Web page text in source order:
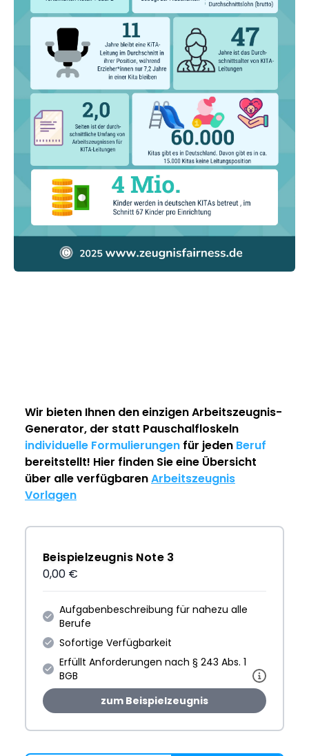
Wir bieten Ihnen den einzigenArbeitszeugnis-
Generator, der statt Pauschalfloskeln
individuelle Formulierungen für jeden Beruf
bereitstellt! Hier finden Sie eine Übersicht
über alle verfügbarenArbeitszeugnis
Vorlagen
Beispielzeugnis Note 3
0,00 €
Aufgabenbeschreibung für nahezu alle
Berufe
Sofortige Verfügbarkeit
Erfüllt Anforderungen nach § 243 Abs. 1
BGB
zum Beispielzeugnis